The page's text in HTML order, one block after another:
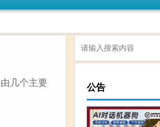
几个主要
公告